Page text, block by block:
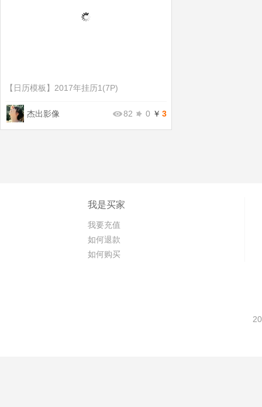
【日历模板】 2017年挂历1(7P)
82 0 ￥ 3
杰出影像
我是买家
我要充值
如何退款
如何购买